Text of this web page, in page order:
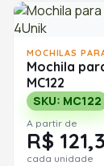
MOCHILAS
Mochila
MC122
SKU: MC122
A partir de
R$
cada unidade